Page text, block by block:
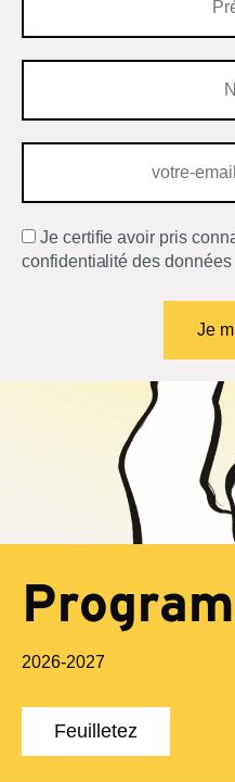
Je certifie avoir pris
confidentialité des données
2026-2027
Feuilletez